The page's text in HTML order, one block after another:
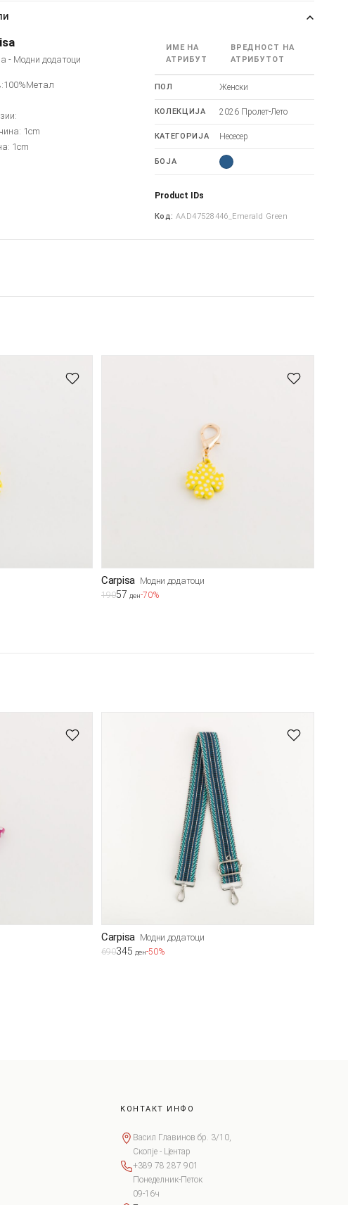
- Модни додатоци
1cm
1cm
ИМЕ НА
АТРИБУТ
ВРЕДНОСТ НА
АТРИБУТОТ
ПОЛ Женски
КОЛЕКЦИЈА 2026 Пролет-Лето
КАТЕГОРИЈА Несесер
БОЈА
Product IDs
Код: AAD47528446_Emerald Green
Carpisa Модни додатоци
19057 ден-70%
Carpisa Модни додатоци
690345 ден-50%
КОНТАКТ ИНФО
Васил Главинов бр. 3/10,
Скопје - Центар
+389 78 287 901
Понеделник-Петок
09-16ч